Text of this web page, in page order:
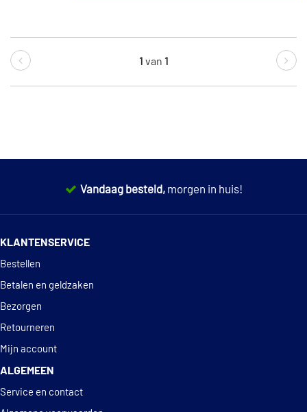
1 van 1
Vandaag besteld, morgen in huis!
KLANTENSERVICE
Bestellen
Betalen en geldzaken
Bezorgen
Retourneren
Mijn account
ALGEMEEN
Service en contact